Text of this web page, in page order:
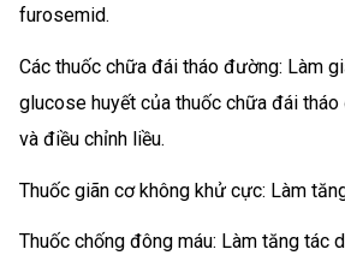
furosemid.
Các thuốc chữa đái tháo đường: Làm
glucose huyết của thuốc chữa đái
và điều chỉnh liều.
Thuốc giãn cơ không khử cực: Làm
Thuốc chống đông máu: Làm tăng tác